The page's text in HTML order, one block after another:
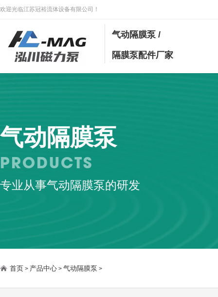
欢迎光临江苏冠裕流体设备有限公司！
气动隔膜泵 /
隔膜泵配件厂家
气动隔膜泵
PRODUCTS
专业从事气动隔膜泵的研发
首页 > 产品中心 > 气动隔膜泵 >